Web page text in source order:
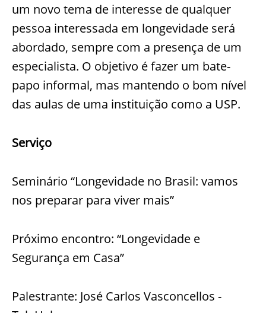
um novo tema de interesse de qualquer
pessoa interessada em longevidade será
abordado, sempre com a presença de um
especialista. O objetivo é fazer um bate-
papo informal, mas mantendo o bom nível
das aulas de uma instituição como a USP.
Serviço
Seminário “Longevidade no Brasil: vamos
nos preparar para viver mais”
Próximo encontro: “Longevidade e
Segurança em Casa”
Palestrante: José Carlos Vasconcellos -